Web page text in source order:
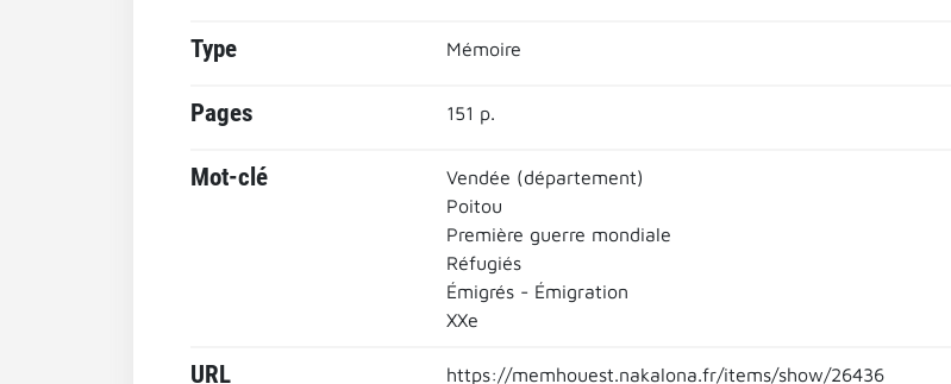
Type Mémoire
Pages 151 p.
Mot-clé
Vendée (département)
Poitou
Première guerre mondiale
Réfugiés
Émigrés - Émigration
XXe
URL https://memhouest.nakalona.fr/items/show/26436